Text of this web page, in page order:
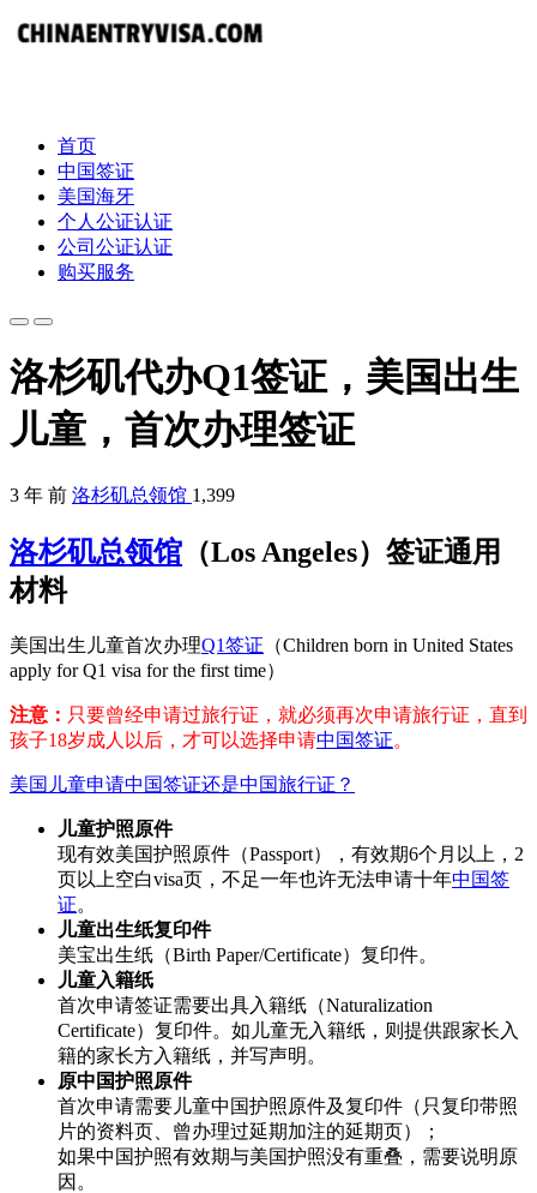
首页
中国签证
美国海牙
个人公证认证
公司公证认证
购买服务
洛杉矶代办Q1签证，美国出生
儿童，首次办理签证
3 年 前 洛杉矶总领馆 1,399
洛杉矶总领馆 （Los Angeles）签证通用
材料
美国出生儿童首次办理Q1签证 （Children born in United States
apply for Q1 visa for the first time）
注意： 只要曾经申请过旅行证，就必须再次申请旅行证，直到
孩子18岁成人以后，才可以选择申请中国签证。
美国儿童申请中国签证还是中国旅行证？
儿童护照原件
现有效美国护照原件（Passport），有效期6个月以上，2
页以上空白visa页，不足一年也许无法申请十年中国签
证。
儿童出生纸复印件
美宝出生纸（Birth Paper/Certificate）复印件。
儿童入籍纸
首次申请签证需要出具入籍纸（Naturalization
Certificate）复印件。如儿童无入籍纸，则提供跟家长入
籍的家长方入籍纸，并写声明。
原中国护照原件
首次申请需要儿童中国护照原件及复印件（只复印带照
片的资料页、曾办理过延期加注的延期页）；
如果中国护照有效期与美国护照没有重叠，需要说明原
因。